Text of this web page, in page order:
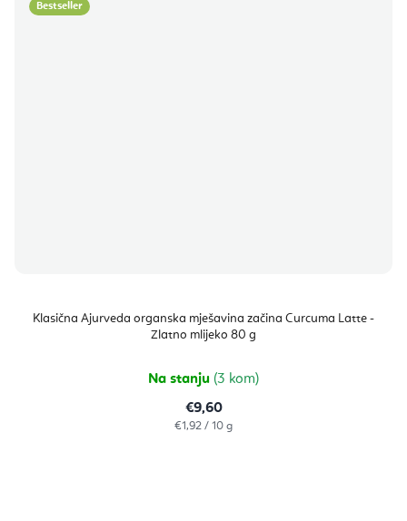
Bestseller
Klasična Ajurveda organska mješavina začina Curcuma Latte -
Zlatno mlijeko 80 g
Na stanju (3 kom)
€9,60
Izračunaj
€1,92 / 10 g